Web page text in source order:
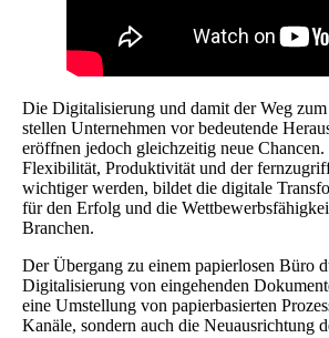
Die Digitalisierung und damit der Weg
stellen Unternehmen vor bedeutende
eröffnen jedoch gleichzeitig neue
Flexibilität, Produktivität und der
wichtiger werden, bildet die digitale
für den Erfolg und die
Branchen.
Der Übergang zu einem papierlosen Büro
Digitalisierung von eingehenden
eine Umstellung von papierbasierten
Kanäle, sondern auch die Neuausrichtung